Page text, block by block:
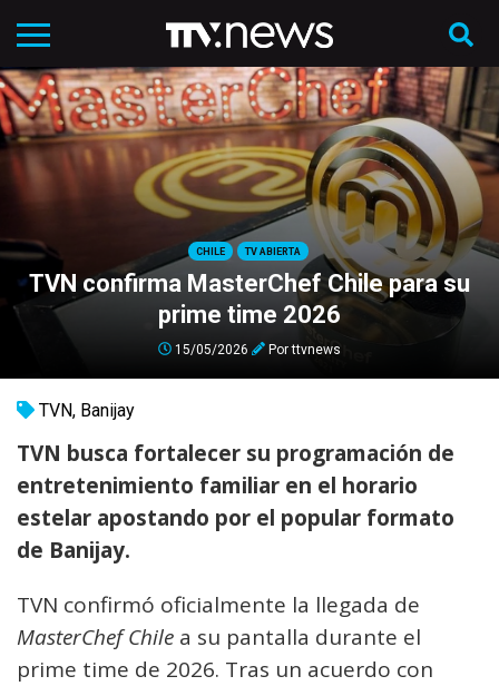
CHILE TV ABIERTA
TVN confirma MasterChef Chile para su
prime time 2026
15/05/2026 Porttvnews
TVN, Banijay
TVN busca fortalecer su programación de
entretenimiento familiar en el horario
estelar apostando por el popular formato
de Banijay.
TVN confirmó oficialmente la llegada de
MasterChef Chile a su pantalla durante el
prime time de 2026. Tras un acuerdo con